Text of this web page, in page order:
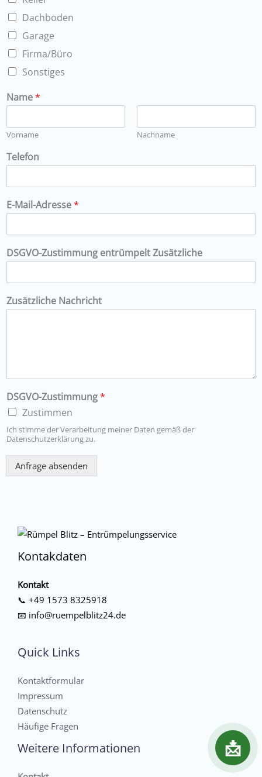
Dachboden
Garage
Firma/Büro
Sonstiges
Name*
Vorname Nachname
Telefon
E-Mail-Adresse*
DSGVO-Zustimmung entrümpelt Zusätzliche
Zusätzliche Nachricht
DSGVO-Zustimmung*
Zustimmen
Ich stimme der Verarbeitung meiner Daten gemäß der
Datenschutzerklärung zu.
Anfrage absenden
📩
Kontakdaten
Kontakt
📞 +49 1573 8325918
📧 info@ruempelblitz24.de
Quick Links
Kontaktformular
Impressum
Datenschutz
Häufige Fragen
Weitere Informationen